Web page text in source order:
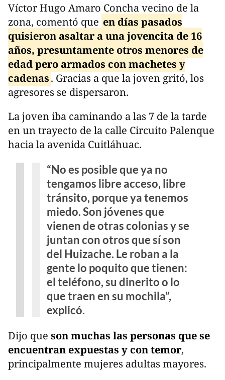
Víctor Hugo Amaro Concha vecino de la
zona, comentó que en días pasados
quisieron asaltar a una jovencita de 16
años, presuntamente otros menores de
edad pero armados con machetes y
cadenas. Gracias a que la joven gritó, los
agresores se dispersaron.
La joven iba caminando a las 7 de la tarde
en un trayecto de la calle Circuito Palenque
hacia la avenida Cuitláhuac.
“No es posible que ya no
tengamos libre acceso, libre
tránsito, porque ya tenemos
miedo. Son jóvenes que
vienen de otras colonias y se
juntan con otros que sí son
del Huizache. Le roban a la
gente lo poquito que tienen:
el teléfono, su dinerito o lo
que traen en su mochila”,
explicó.
Dijo que son muchas las personas que se
encuentran expuestas y con temor,
principalmente mujeres adultas mayores.